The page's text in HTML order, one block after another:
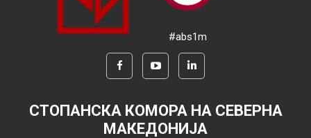
#abs1m
СТОПАНСКА КОМОРА НА СЕВЕРНА
МАКЕДОНИЈА